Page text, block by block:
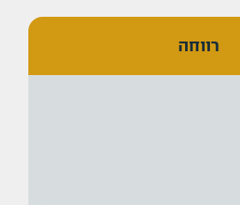
רווחה